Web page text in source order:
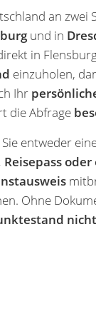
an zwei
und in
in
einzuholen,
Ihr
die Abfrage
entweder
Ohne